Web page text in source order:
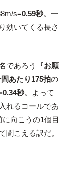
s=0.59秒。一
効いてくる長さ
であろう
『お願
間あたり175拍の
秒。よって
れるコールであ
向こうの1個目
聞こえる訳だ。